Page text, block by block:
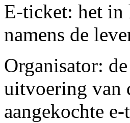
E-ticket: het in
namens de
Organisator:
uitvoering van
aangekochte